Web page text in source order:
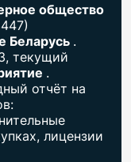
общество
Беларусь .
текущий
.
отчёт на
лицензии